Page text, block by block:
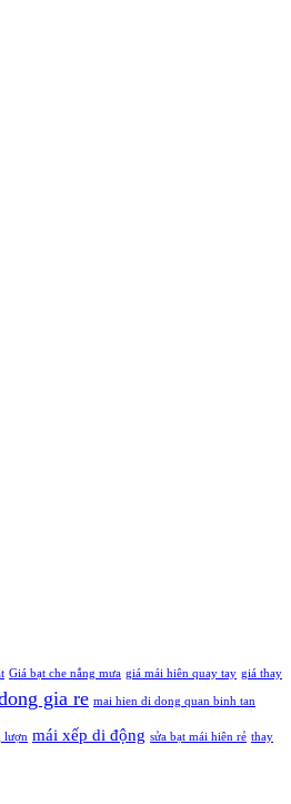
Giá bạt che nắng mưa giá mái hiên quay tay giá thay
gia re mai hien di dong quan binh tan
lượn mái xếp di động sửa bạt mái hiên rẻ thay